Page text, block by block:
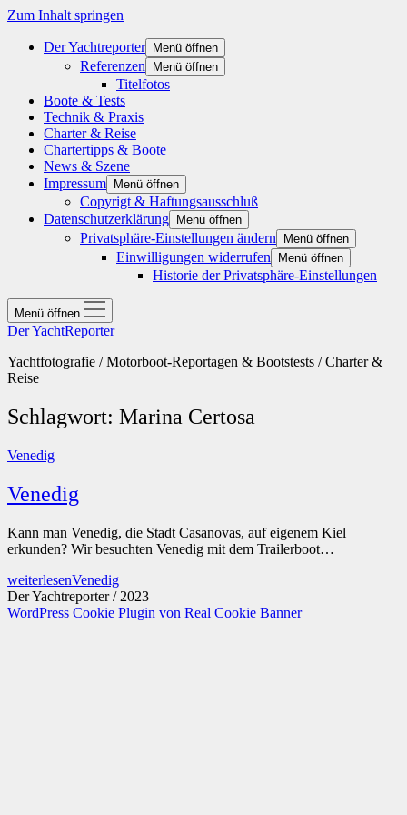
Zum Inhalt springen
Der Yachtreporter Menü öffnen
Referenzen Menü öffnen
Titelfotos
Boote & Tests
Technik & Praxis
Charter & Reise
Chartertipps & Boote
News & Szene
Impressum
Menü öffnen
Copyrigt & Haftungsausschluß
Datenschutzerklärung
Menü öffnen
Privatsphäre-Einstellungen ändern Menü öffnen
Einwilligungen widerrufen Menü öffnen
Historie der Privatsphäre-Einstellungen
Menü öffnen
Der YachtReporter
Yachtfotografie / Motorboot-Reportagen & Bootstests / Charter &
Reise
Schlagwort: Marina Certosa
Venedig
Venedig
Kann man Venedig, die Stadt Casanovas, auf eigenem Kiel
erkunden? Wir besuchten Venedig mit dem Trailerboot…
weiterlesenVenedig
Der Yachtreporter / 2023
WordPress Cookie Plugin von Real Cookie Banner